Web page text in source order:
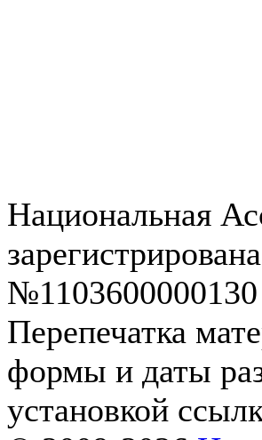
Национальная
№1103600000130
Перепечатка
формы и даты
установкой